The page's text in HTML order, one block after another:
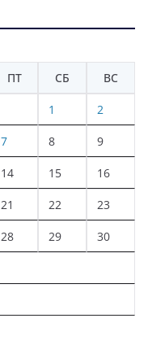
ПТ СБ ВС
1 2
7 8 9
14 15 16
21 22 23
28 29 30